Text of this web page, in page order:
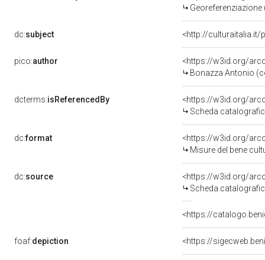
Georeferenziazione
dc:subject <http://culturaitalia.it/
pico:author
<https://w3id.org/
Bonazza Antonio
dcterms:isReferencedBy
<https://w3id.org/
Scheda
dc:format
<https://w3id.org/
Misure del bene
dc:source
<https://w3id.org/
Scheda
<https://
foaf:depiction <https://